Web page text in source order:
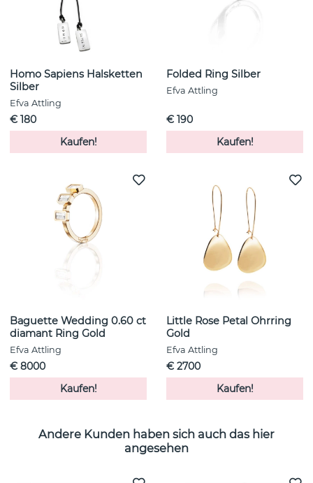
Homo Sapiens Halsketten
Silber
Efva Attling
€ 180
Kaufen!
Folded Ring Silber
Efva Attling
€ 190
Kaufen!
Baguette Wedding 0.60 ct
diamant Ring Gold
Efva Attling
€ 8000
Kaufen!
Little Rose Petal Ohrring
Gold
Efva Attling
€ 2700
Kaufen!
Andere Kunden haben sich auch das hier
angesehen